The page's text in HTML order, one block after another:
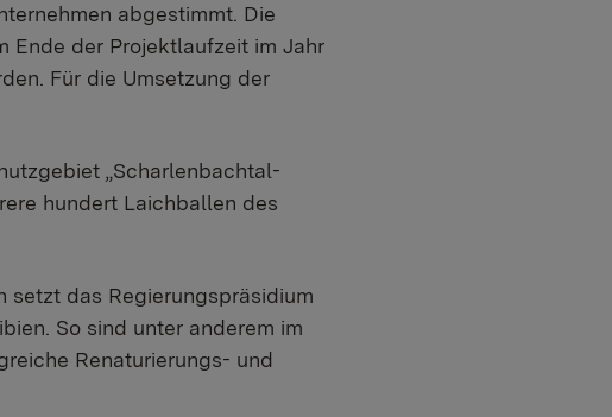
abgestimmt. Die
Ende der Projektlaufzeit im Jahr
Für die Umsetzung der
„Scharlenbachtal-
hundert Laichballen des
setzt das Regierungspräsidium
So sind unter anderem im
Renaturierungs- und